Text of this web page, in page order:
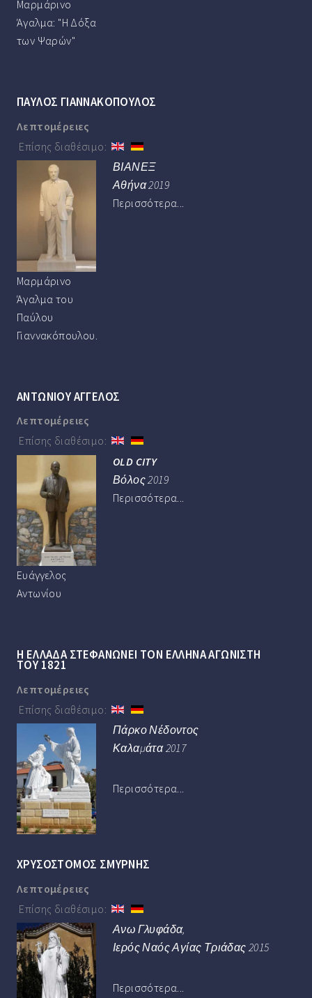
Μαρμάρινο
Άγαλμα: "Η Δόξα
των Ψαρών"
ΠΑΥΛΟΣ ΓΙΑΝΝΑΚΟΠΟΥΛΟΣ
Λεπτομέρειες
Επίσης διαθέσιμο:
Μαρμάρινο
Άγαλμα του
Παύλου
Γιαννακόπουλου.
ΒΙΑΝΕΞ
Αθήνα 2019
Περισσότερα...
ΑΝΤΩΝΙΟΥ ΑΓΓΕΛΟΣ
Λεπτομέρειες
Επίσης διαθέσιμο:
Ευάγγελος
Αντωνίου
OLD CITY
Βόλος 2019
Περισσότερα...
Η ΕΛΛΑΔΑ ΣΤΕΦΑΝΩΝΕΙ ΤΟΝ ΕΛΛΗΝΑ ΑΓΩΝΙΣΤΗ
ΤΟΥ 1821
Λεπτομέρειες
Επίσης διαθέσιμο:
Πάρκο Νέδοντος
Καλαμάτα 2017
Περισσότερα...
ΧΡΥΣΟΣΤΟΜΟΣ ΣΜΥΡΝΗΣ
Λεπτομέρειες
Επίσης διαθέσιμο:
Ανω Γλυφάδα,
Ιερός Ναός Αγίας Τριάδας 2015
Περισσότερα...